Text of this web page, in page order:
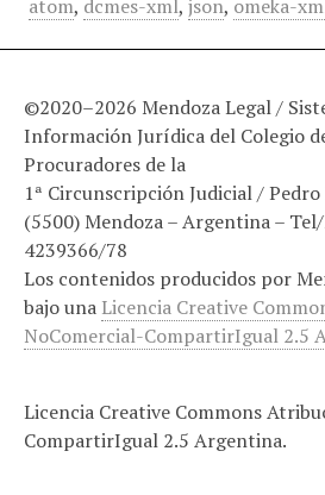
atom, dcmes-xml, json, omeka-
©2020–2026 Mendoza Legal /
Información Jurídica del Colegio
Procuradores de la
1ª Circunscripción Judicial /
(5500) Mendoza – Argentina –
4239366/78
Los contenidos producidos por
bajo una Licencia Creative
NoComercial-CompartirIgual 2.5
Licencia Creative Commons
CompartirIgual 2.5 Argentina.